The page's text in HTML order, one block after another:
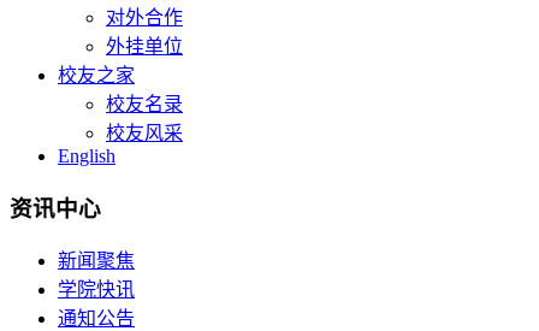
对外合作
外挂单位
校友之家
校友名录
校友风采
English
资讯中心
新闻聚焦
学院快讯
通知公告